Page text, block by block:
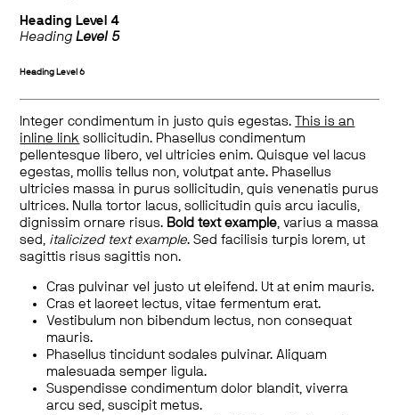
Heading Level 4
HeadingLevel 5
Heading Level 6
Integer condimentum in justo quis egestas.
This is an
inline link sollicitudin. Phasellus condimentum
pellentesque libero, vel ultricies enim. Quisque vel lacus
egestas, mollis tellus non, volutpat ante. Phasellus
ultricies massa in purus sollicitudin, quis venenatis purus
ultrices. Nulla tortor lacus, sollicitudin quis arcu iaculis,
dignissim ornare risus. Bold text example, varius a massa
sed, italicized text example. Sed facilisis turpis lorem, ut
sagittis risus sagittis non.
Cras pulvinar vel justo ut eleifend. Ut at enim mauris.
Cras et laoreet lectus, vitae fermentum erat.
Vestibulum non bibendum lectus, non consequat
mauris.
Phasellus tincidunt sodales pulvinar. Aliquam
malesuada semper ligula.
Suspendisse condimentum dolor blandit, viverra
arcu sed, suscipit metus.